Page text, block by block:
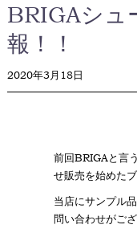
BRIGAシュ
報！！
2020年3月18日
前回BRIGAと言
せ販売を始めた
当店にサンプル
問い合わせがござ